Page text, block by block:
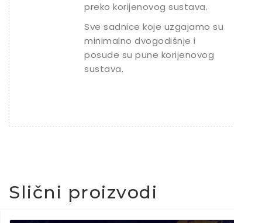
preko korijenovog sustava.
Sve sadnice koje uzgajamo su
minimalno dvogodišnje i
posude su pune korijenovog
sustava.
Slični proizvodi